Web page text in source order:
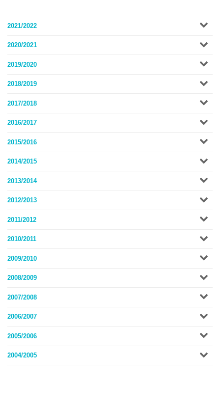
2021/2022
2020/2021
2019/2020
2018/2019
2017/2018
2016/2017
2015/2016
2014/2015
2013/2014
2012/2013
2011/2012
2010/2011
2009/2010
2008/2009
2007/2008
2006/2007
2005/2006
2004/2005